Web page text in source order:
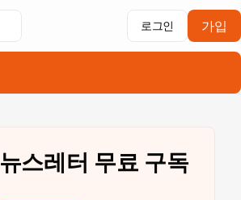
가입
로그인
뉴스레터 무료 구독